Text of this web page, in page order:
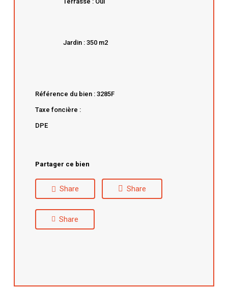
Jardin : 350 m2
Référence du bien : 3285F
Taxe foncière :
DPE
Partager ce bien
Share Share
Share